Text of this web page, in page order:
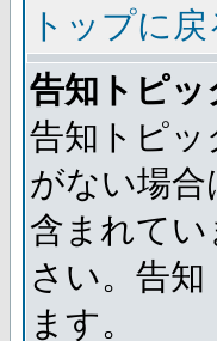
トップに戻
告知トピ
告知トピ
がない場
含まれて
さい。告
ます。